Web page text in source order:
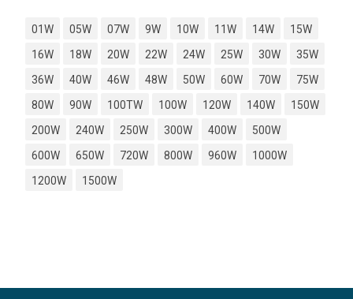
01W 05W 07W 9W 10W 11W 14W
15W
16W
18W 20W 22W 24W 25W 30W
35W
36W
40W 46W 48W 50W 60W 70W
75W
80W
90W 100TW 100W 120W 140W
150W
200W
240W 250W 300W 400W
500W
600W
650W 720W 800W 960W
1000W
1200W
1500W